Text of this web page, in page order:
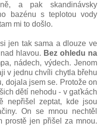
a pak skandinávsky
bazénu s teplotou vody
mi to došlo.
jen tak sama a dlouze ve
hlavou. Bez ohledu na
nádech, výdech. Jenom
v jednu chvíli chytla břehu
dojala jsem se. Protože on
dětí nehodu - v gaťkách
nepřišel zeptat, kde jsou
On se mnou nechtěl
prostě jen přišel za mnou.